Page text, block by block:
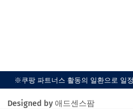
※쿠팡 파트너스 활동의 일환으로 일
Designed by 애드센스팜